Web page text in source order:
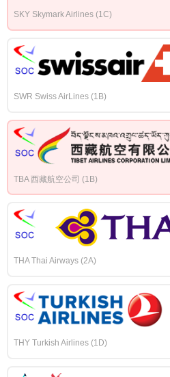
SKY Skymark Airlines (1C)
SWR Swiss AirLines (1B)
TBA 西藏航空公司 (1B)
THA Thai Airways (2A)
THY Turkish Airlines (1D)